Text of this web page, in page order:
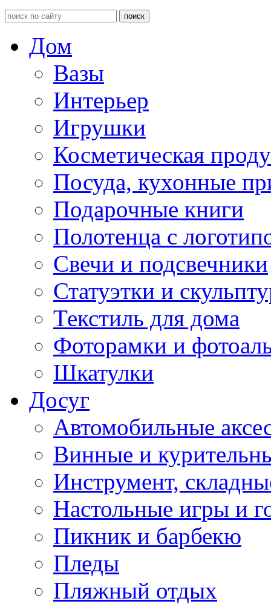
Дом
Вазы
Интерьер
Игрушки
Косметическая
Посуда, кухонные
Подарочные книги
Полотенца с
Свечи и подсвечники
Статуэтки и
Текстиль для дома
Фоторамки и
Шкатулки
Досуг
Автомобильные
Винные и
Инструмент,
Настольные игры и
Пикник и барбекю
Пледы
Пляжный отдых